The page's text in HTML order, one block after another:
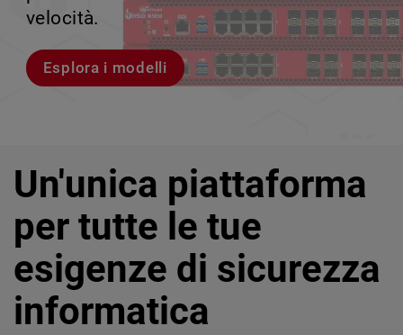
velocità.
Esplora i modelli
rischi legati a Shadow AI e Shadow IT
impossibili da rilevare o gestire
manualmente su larga scala.
tuo team può crescere senza perdere il
Scopri Rai
scalabile.
Scopri WatchGuard EDR
Un'unica piattaforma
per tutte le tue
esigenze di sicurezza
informatica